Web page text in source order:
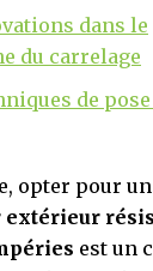
dans le
du carrelage
de pose
opter pour un
extérieur
est un